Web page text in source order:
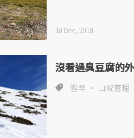
18 Dec, 2018
沒看過臭豆腐的
雪羊 山域管理